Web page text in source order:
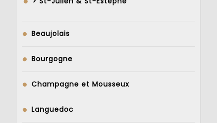
Beaujolais
Bourgogne
Champagne et Mousseux
Languedoc